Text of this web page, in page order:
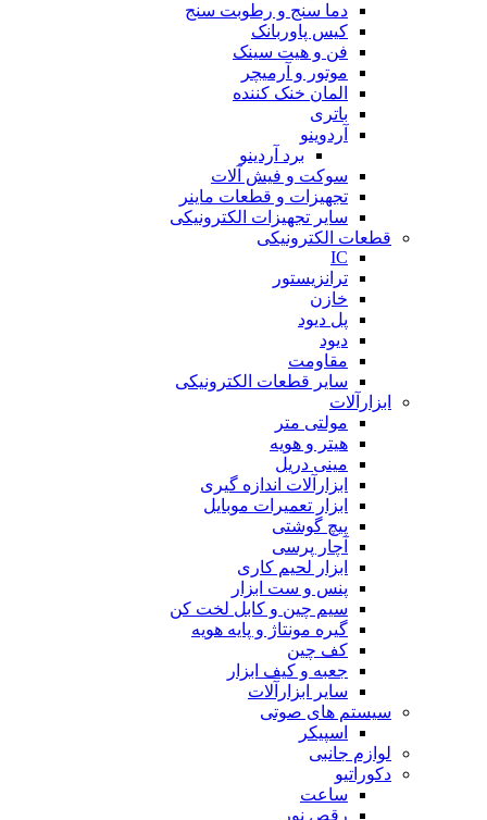
دما سنج و رطوبت سنج
کیس پاوربانک
فن و هیت سینک
موتور و آرمیچر
المان خنک کننده
باتری
آردوینو
برد آردینو
سوکت و فیش آلات
تجهیزات و قطعات ماینر
سایر تجهیزات الکترونیکی
قطعات الکترونیکی
IC
ترانزیستور
خازن
پل دیود
دیود
مقاومت
سایر قطعات الکترونیکی
ابزارآلات
مولتی متر
هیتر و هویه
مینی دریل
ابزارآلات اندازه گیری
ابزار تعمیرات موبایل
پیچ گوشتی
آچار پرسی
ابزار لحیم کاری
پنس و ست ابزار
سیم چین و کابل لخت کن
گیره مونتاژ و پایه هویه
کف چین
جعبه و کیف ابزار
سایر ابزارآلات
سیستم های صوتی
اسپیکر
لوازم جانبی
دکوراتیو
ساعت
رقص نور